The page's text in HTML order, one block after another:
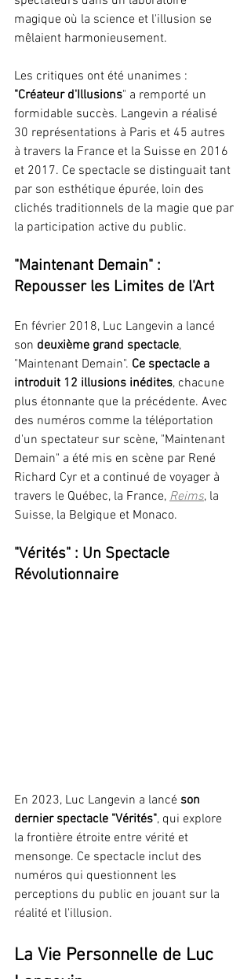
magique où la science et l'illusion se
mêlaient harmonieusement.
Les critiques ont été unanimes :
"Créateur d'Illusions" a remporté un
formidable succès. Langevin a réalisé
30 représentations à Paris et 45 autres
à travers la France et la Suisse en 2016
et 2017. Ce spectacle se distinguait tant
par son esthétique épurée, loin des
clichés traditionnels de la magie que par
la participation active du public.
"Maintenant Demain" :
Repousser les Limites de l'Art
En février 2018, Luc Langevin a lancé
son deuxième grand spectacle,
"Maintenant Demain". Ce spectacle a
introduit 12 illusions inédites, chacune
plus étonnante que la précédente. Avec
des numéros comme la téléportation
d'un spectateur sur scène, "Maintenant
Demain" a été mis en scène par René
Richard Cyr et a continué de voyager à
travers le Québec, la France, Reims, la
Suisse, la Belgique et Monaco.
"Vérités" : Un Spectacle
Révolutionnaire
En 2023, Luc Langevin a lancé son
dernier spectacle "Vérités", qui explore
la frontière étroite entre vérité et
mensonge. Ce spectacle inclut des
numéros qui questionnent les
perceptions du public en jouant sur la
réalité et l'illusion.
La Vie Personnelle de Luc